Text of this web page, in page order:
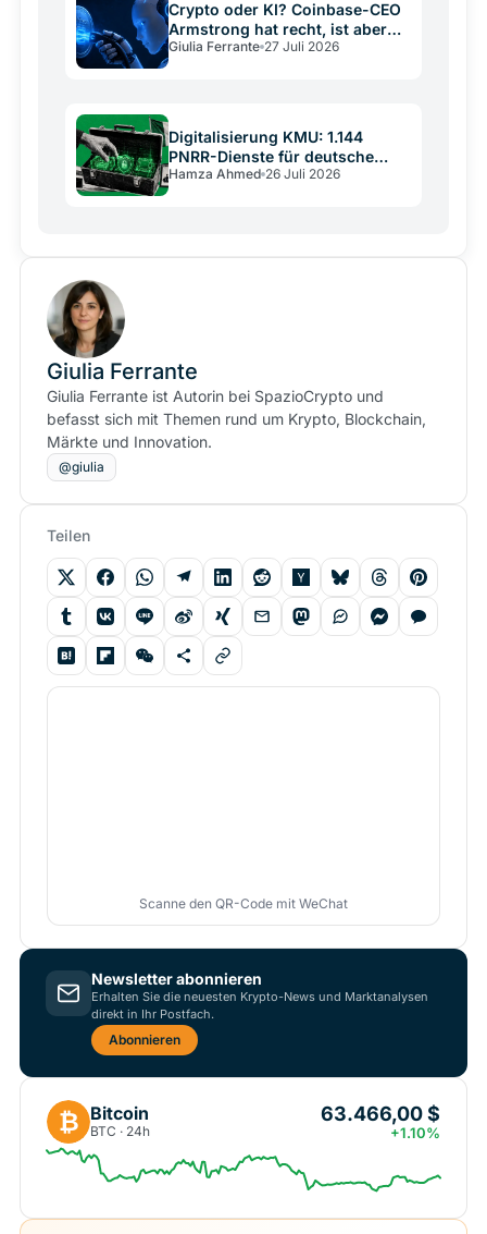
Crypto oder KI? Coinbase-CEO
Armstrong hat recht, ist aber
kein neutraler Schiedsrichter
Giulia Ferrante 27 Juli 2026
Digitalisierung KMU: 1.144
PNRR-Dienste für deutsche
Mittelständler
Hamza Ahmed 26 Juli 2026
Giulia Ferrante
Giulia Ferrante ist Autorin bei SpazioCrypto und
befasst sich mit Themen rund um Krypto, Blockchain,
Märkte und Innovation.
@giulia
Teilen
Scanne den QR-Code mit WeChat
Newsletter abonnieren
Erhalten Sie die neuesten Krypto-News und Marktanalysen
direkt in Ihr Postfach.
Abonnieren
₿ Bitcoin
BTC · 24h
63.466,00 $
+1.10%